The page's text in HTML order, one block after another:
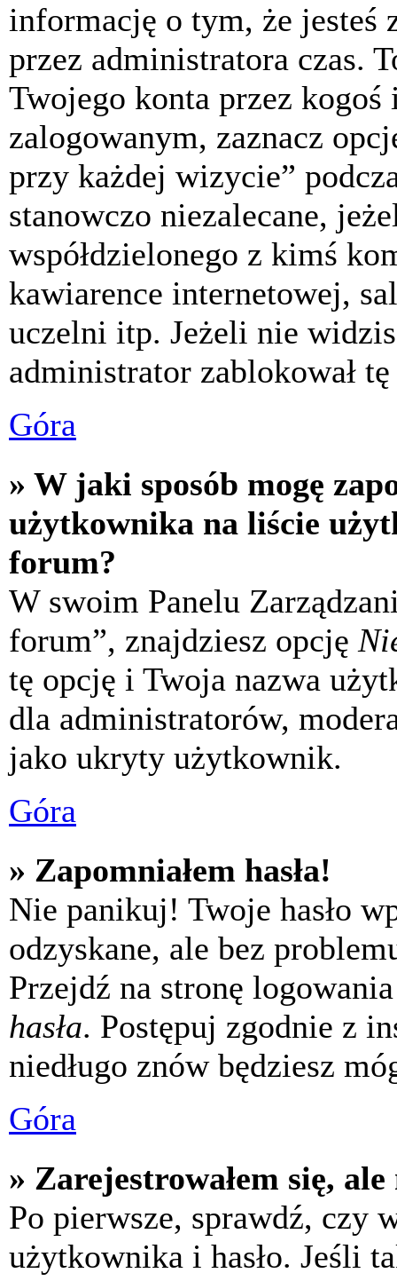
informację o tym, że jesteś
przez administratora czas.
Twojego konta przez kogoś
zalogowanym, zaznacz
przy każdej wizycie”
stanowczo niezalecane,
współdzielonego z kimś
kawiarence internetowej,
uczelni itp. Jeżeli nie
administrator zablokował
Góra
» W jaki sposób mogę
użytkownika na liście
forum?
W swoim Panelu
forum”, znajdziesz opcję
tę opcję i Twoja nazwa
dla administratorów,
jako ukryty użytkownik.
Góra
» Zapomniałem hasła!
Nie panikuj! Twoje hasło
odzyskane, ale bez
Przejdź na stronę
hasła. Postępuj zgodnie z
niedługo znów będziesz
Góra
» Zarejestrowałem się,
Po pierwsze, sprawdź, czy
użytkownika i hasło. Jeśli